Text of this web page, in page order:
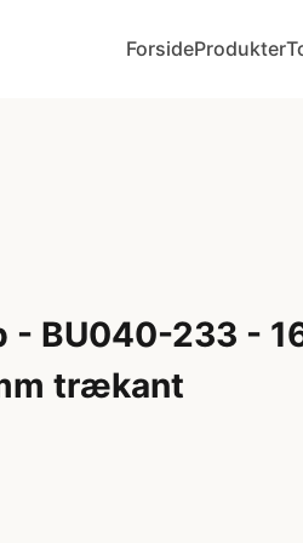
ForsideProdukter
- BU040-233 -
trækant